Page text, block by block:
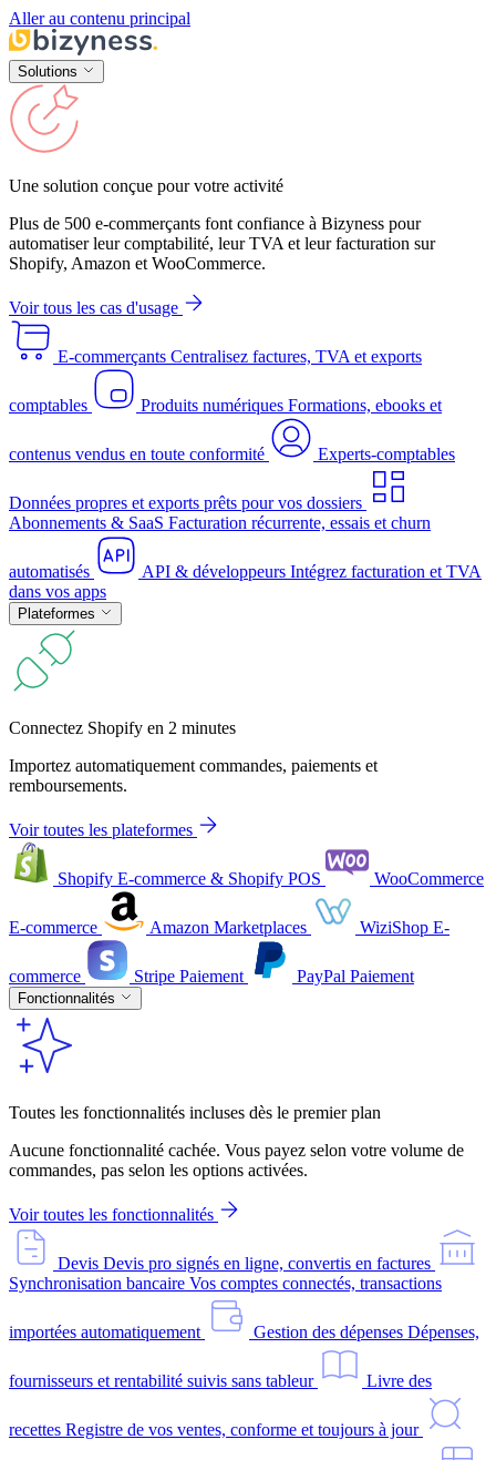
Aller au contenu principal
Solutions
Une solution conçue pour votre activité
Plus de 500 e-commerçants font confiance à Bizyness pour
automatiser leur comptabilité, leur TVA et leur facturation sur
Shopify, Amazon et WooCommerce.
Voir tous les cas d'usage
E-commerçants Centralisez factures, TVA et exports
comptables Produits numériques Formations, ebooks et
contenus vendus en toute conformité Experts-comptables
Données propres et exports prêts pour vos dossiers
Abonnements & SaaS Facturation récurrente, essais et churn
automatisés API & développeurs Intégrez facturation et TVA
dans vos apps
Plateformes
Connectez Shopify en 2 minutes
Importez automatiquement commandes, paiements et
remboursements.
Voir toutes les plateformes
Shopify E-commerce & Shopify POS WooCommerce
E-commerce Amazon Marketplaces WiziShop E-
commerce Stripe Paiement PayPal Paiement
Fonctionnalités
Toutes les fonctionnalités incluses dès le premier plan
Aucune fonctionnalité cachée. Vous payez selon votre volume de
commandes, pas selon les options activées.
Voir toutes les fonctionnalités
Devis Devis pro signés en ligne, convertis en factures
Synchronisation bancaire Vos comptes connectés, transactions
importées automatiquement Gestion des dépenses Dépenses,
fournisseurs et rentabilité suivis sans tableur Livre des
recettes Registre de vos ventes, conforme et toujours à jour